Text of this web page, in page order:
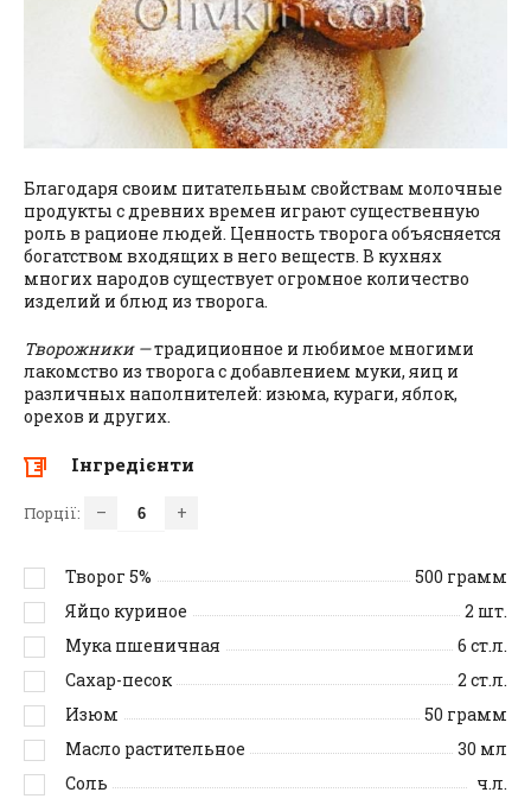
Благодаря своим питательным свойствам молочные
продукты с древних времен играют существенную
роль в рационе людей. Ценность творога объясняется
богатством входящих в него веществ. В кухнях
многих народов существует огромное количество
изделий и блюд из творога.
Творожники —традиционное и любимое многими
лакомство из творога с добавлением муки, яиц и
различных наполнителей: изюма, кураги, яблок,
орехов и других.
Інгредієнти
Порції: – +
Творог 5% 500 грамм
Яйцо куриное
2 шт.
Мука пшеничная
6 ст.л.
Сахар-песок
2 ст.л.
Изюм
50 грамм
Масло растительное
30 мл
Соль
ч.л.